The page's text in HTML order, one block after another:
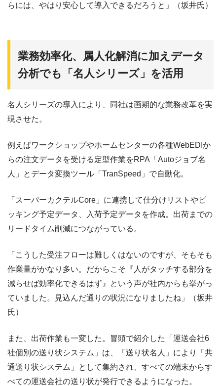
らには、やはり安心して導入できるだろうと」（坂井氏）
業務効率化、属人化解消に加えデータ
分析でも「名人シリーズ」を活用
名人シリーズの導入により、同社は画期的な業務改革を実
現させた。
例えばワークショップやホームセンターの各種WebEDIか
らの注文データを受ける定型作業をRPA「Autoジョブ名
人」とデータ変換ツール「TranSpeed」で自動化。
「スーパーカクテルCore」に連携して仕分けリストやピ
ッキング予定データ、入荷予定データを作成。出荷までの
リードタイム削減につながっている。
「こうした受注フローは難しくはないのですが、そもそも
作業量がかなり多い。だからこそ『人がタッチする部分を
減らせば効率化できるはず』という声が社内からも挙がっ
ていました。見込んだ通りの状況になりましたね」（坂井
氏）
また、出荷作業も一変した。冒頭で紹介した「運送会社6
社個別の送り状システム」は、「送り状名人」により「共
通送り状システム」として集約され、すべての端末からす
べての運送会社の送り状が発行できるようになった。